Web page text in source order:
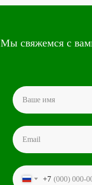
Мы свяжемся с
+7